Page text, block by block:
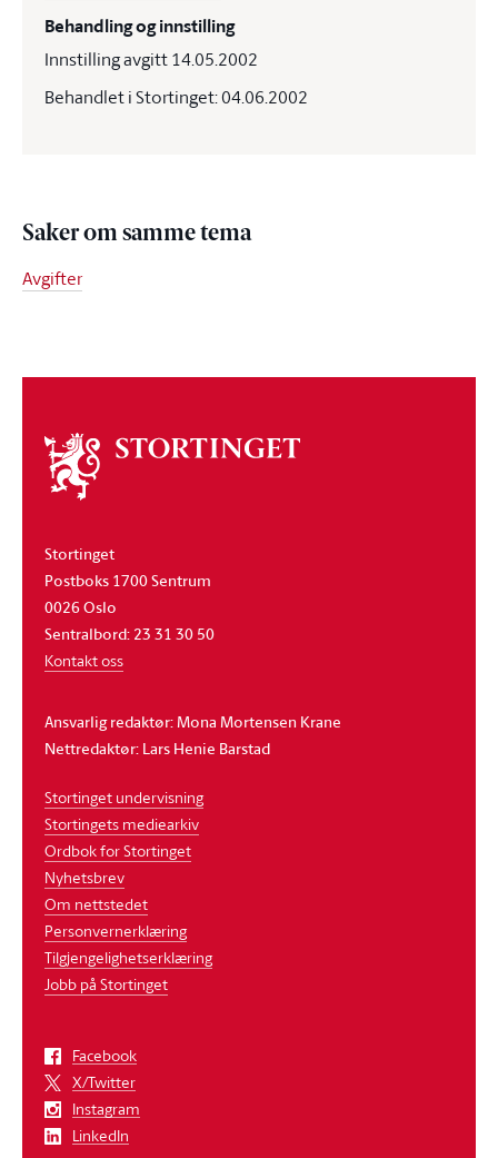
Behandling og innstilling
Innstilling avgitt 14.05.2002
Behandlet i Stortinget: 04.06.2002
Saker om samme tema
Avgifter
Om
stortinget
Stortinget
Postboks 1700 Sentrum
0026 Oslo
Sentralbord: 23 31 30 50
Kontakt oss
Ansvarlig redaktør: Mona Mortensen Krane
Nettredaktør: Lars Henie Barstad
Stortinget undervisning
Stortingets mediearkiv
Ordbok for Stortinget
Nyhetsbrev
Om nettstedet
Personvernerklæring
Tilgjengelighetserklæring
Jobb på Stortinget
Facebook
X/Twitter
Instagram
LinkedIn